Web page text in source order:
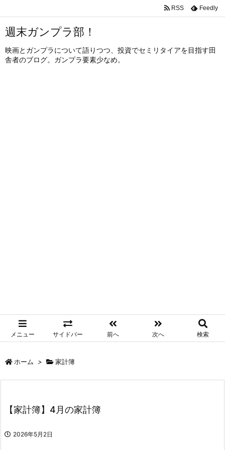
週末ガンプラ部！
映画とガンプラについて語りつつ、投資でセミリタイアを目指す田
舎者のブログ。ガンプラ要素少なめ。
メニュー サイドバー 前へ 次へ 検索
RSS Feedly
ホーム > 家計簿
【家計簿】4月の家計簿
2026年5月2日